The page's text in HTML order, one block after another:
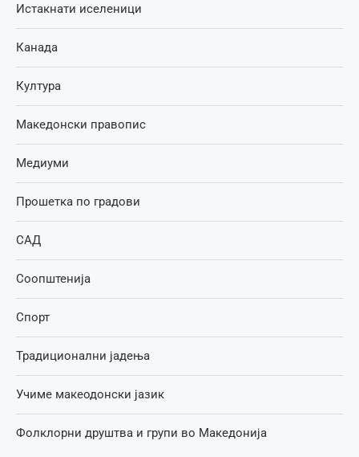
Истакнати иселеници
Канада
Култура
Македонски правопис
Медиуми
Прошетка по градови
САД
Соопштенија
Спорт
Традиционални јадења
Учиме макеодонски јазик
Фолклорни друштва и групи во Македонија